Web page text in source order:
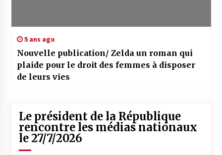
5 ans ago
Nouvelle publication/ Zelda un roman qui
plaide pour le droit des femmes à disposer
de leurs vies
Le président de la République
rencontre les médias nationaux
le 27/7/2026